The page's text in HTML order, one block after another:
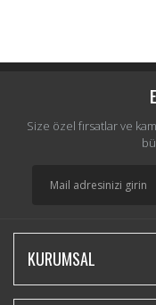
Size özel fırsatlar ve
KURUMSAL